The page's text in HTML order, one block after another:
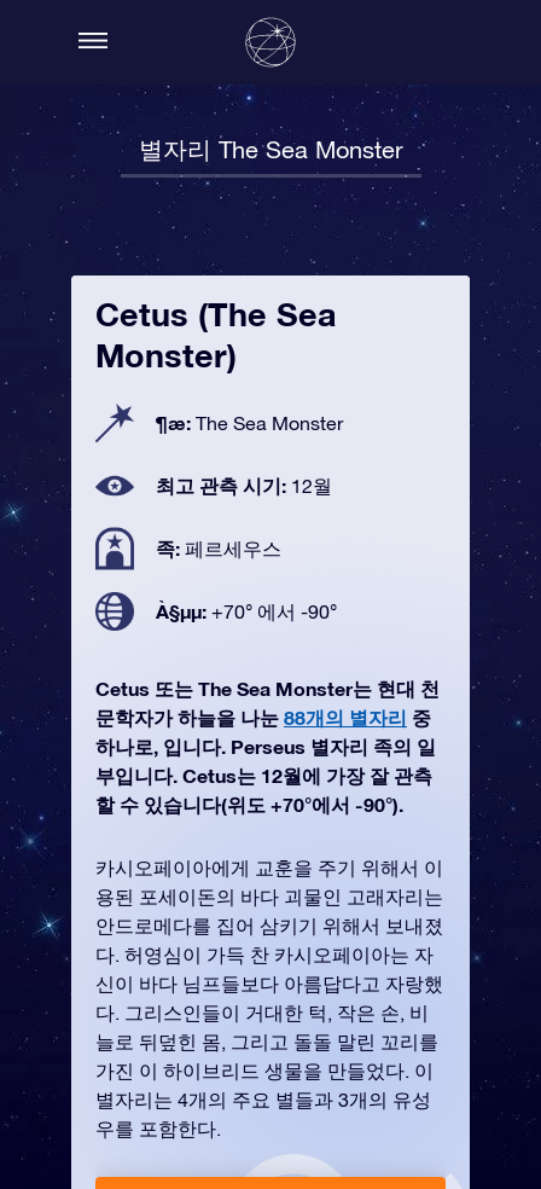
별자리 The Sea Monster
Cetus (The Sea
Monster)
¶æ: The Sea Monster
최고 관측 시기: 12월
족: 페르세우스
À§µµ: +70° 에서 -90°
Cetus 또는 The Sea Monster는 현대 천
문학자가 하늘을 나눈 88개의 별자리 중
하나로, 입니다. Perseus 별자리 족의 일
부입니다. Cetus는 12월에 가장 잘 관측
할 수 있습니다(위도 +70°에서 -90°).
카시오페이아에게 교훈을 주기 위해서 이
용된 포세이돈의 바다 괴물인 고래자리는
안드로메다를 집어 삼키기 위해서 보내졌
다. 허영심이 가득 찬 카시오페이아는 자
신이 바다 님프들보다 아름답다고 자랑했
다. 그리스인들이 거대한 턱, 작은 손, 비
늘로 뒤덮힌 몸, 그리고 돌돌 말린 꼬리를
가진 이 하이브리드 생물을 만들었다. 이
별자리는 4개의 주요 별들과 3개의 유성
우를 포함한다.